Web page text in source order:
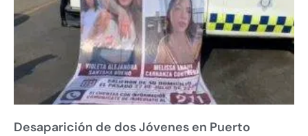
Desaparición de dos Jóvenes en Puerto